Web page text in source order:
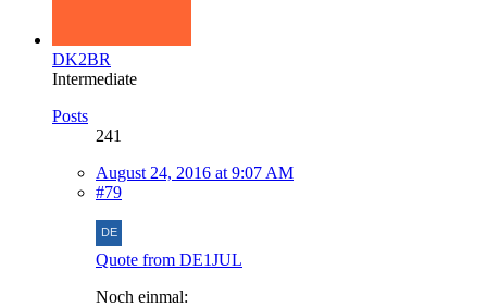
DK2BR
Intermediate
Posts
241
August 24, 2016 at 9:07 AM
#79
Quote from DE1JUL
Noch einmal: